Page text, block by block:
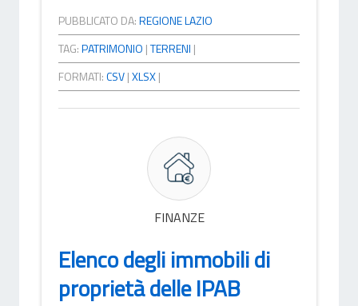
PUBBLICATO DA:REGIONE LAZIO
TAG:PATRIMONIO |TERRENI |
FORMATI:CSV|XLSX|
FINANZE
Elenco degli immobili di
proprietà delle IPAB